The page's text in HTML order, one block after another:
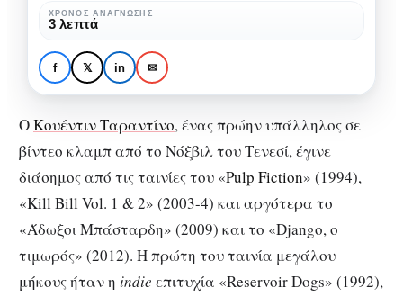
SPECIALS
Το σενάριο του Κουέντιν
Ταραντίνο και η ταινία του
Όλιβερ Στόουν
Ταραντίνο
ταινία
Όλιβερ
Στόουν
ΧΡΌΝΟΣ ΑΝΆΓΝΩΣΗΣ
3 λεπτά
f 𝕏 in ✉
ΟΚουέντιν Ταραντίνο, ένας πρώην υπάλληλος σε
βίντεο κλαμπ από το Νόξβιλ του Τενεσί, έγινε
διάσημος από τις ταινίες του «Pulp Fiction» (1994),
«Kill Bill Vol. 1 & 2» (2003-4) και αργότερα το
«Άδωξοι Μπάσταρδη» (2009) και το «Django, ο
τιμωρός» (2012). Η πρώτη του ταινία μεγάλου
μήκους ήταν η indie επιτυχία «Reservoir Dogs» (1992),